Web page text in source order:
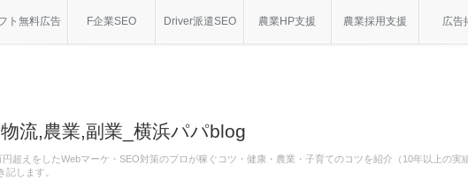
ト無料広告 F企業SEO Driver派遣SEO 農業HP支援 農業採用支援 広告
流,農業,副業_横浜パパblog
超えをしたWebマーケ・SEO対策のプロが稼ぐコツ・健康・農業・子育てのコツを紹介（10年以上の
記します。